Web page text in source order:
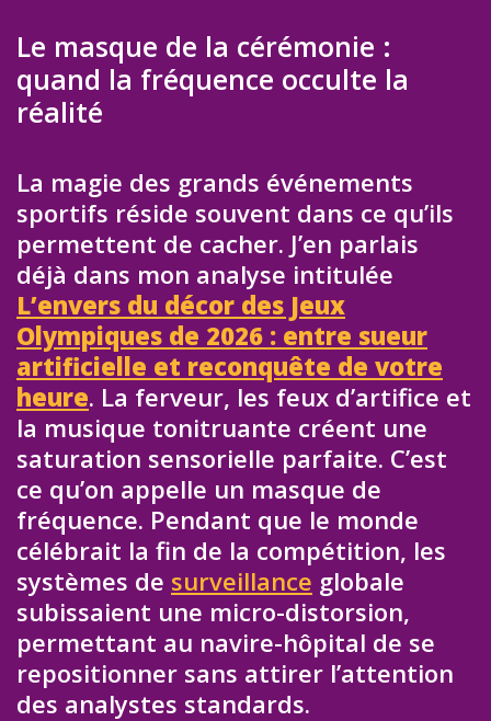
Le masque de la cérémonie :
quand la fréquence occulte la
réalité
La magie des grands événements
sportifs réside souvent dans ce qu’ils
permettent de cacher. J’en parlais
déjà dans mon analyse intitulée
L’envers du décor des Jeux
Olympiques de 2026 : entre sueur
artificielle et reconquête de votre
heure. La ferveur, les feux d’artifice et
la musique tonitruante créent une
saturation sensorielle parfaite. C’est
ce qu’on appelle un masque de
fréquence. Pendant que le monde
célébrait la fin de la compétition, les
systèmes de surveillance globale
subissaient une micro-distorsion,
permettant au navire-hôpital de se
repositionner sans attirer l’attention
des analystes standards.